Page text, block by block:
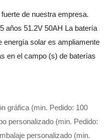
de nuestra empresa.
años 51.2V 50AH La batería
energía solar es ampliamente
en el campo (s) de baterías
gráfica (min. Pedido: 100
personalizado (min. Pedido:
personalizado (min.